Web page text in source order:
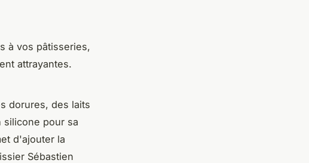
à vos pâtisseries,
attrayantes.
dorures, des laits
pour sa
d'ajouter la
Sébastien